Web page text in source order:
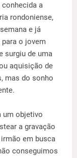
a
rondoniense,
e já
o jovem
surgiu de uma
aquisição de
mas do sonho
um objetivo
a gravação
irmão em busca
conseguimos